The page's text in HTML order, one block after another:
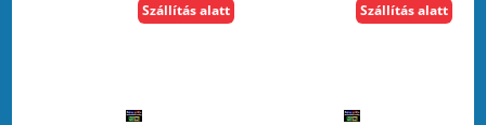
Szállítás alatt Szállítás alatt